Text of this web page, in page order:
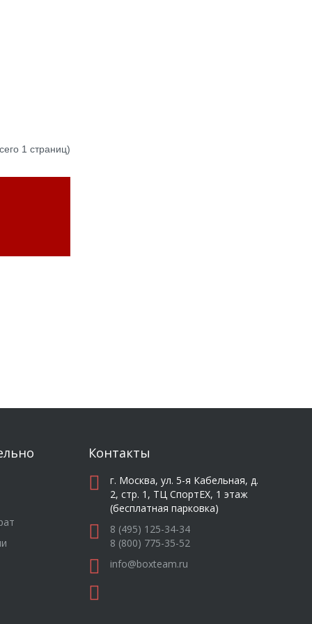
1 страниц)
Контакты
г. Москва, ул. 5-я Кабельная, д.
2, стр. 1, ТЦ СпортEX, 1 этаж
(бесплатная парковка)
8 (495) 125-34-34
8 (800) 775-35-52
info@boxteam.ru